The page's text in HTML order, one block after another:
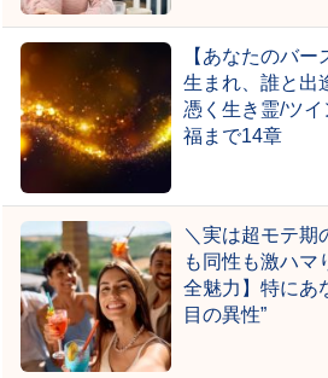
【あなたのバ
生まれ、誰と出
憑く生き霊/ツ
福まで14章
＼実は超モテ期
も同性も激ハマ
全魅力】特にあ
目の異性”